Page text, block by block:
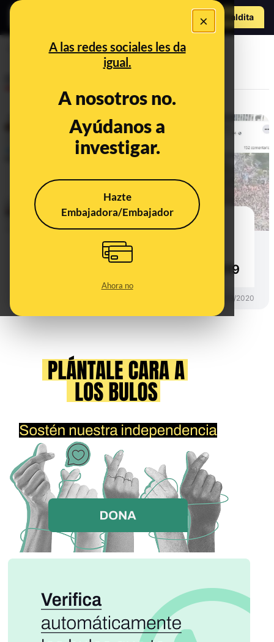
×
A las redes sociales les da
igual.
A nosotros no.
Ayúdanos a
investigar.
Hazte
Embajadora/Embajador
Ahora no
Hazte Maldita
No, este vídeo no es de una
manifestación en Corea del Sur
contra 'la falsa pandemia' de
coronavirus: es de octubre de 2019
01/09/2020